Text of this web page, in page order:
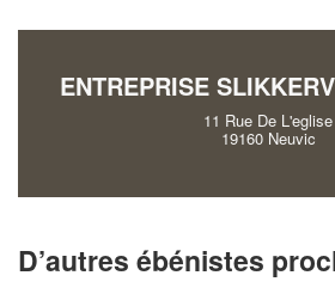
ENTREPRISE
11 Rue De L'eglise
19160 Neuvic
D’autres ébénistes
nouveaux
En